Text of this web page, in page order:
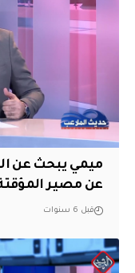
ميمي يبحث عن
عن مصير
قبل 6 سنوات